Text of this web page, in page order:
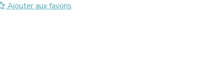
Ajouter aux favoris